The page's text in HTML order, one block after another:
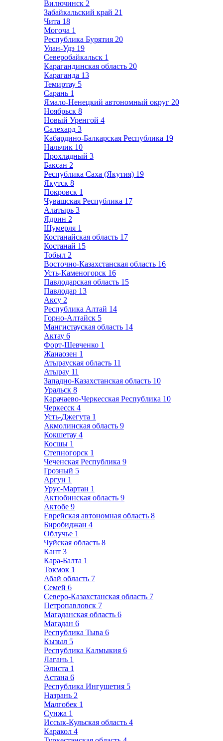
Вилючинск 2
Забайкальский край 21
Чита 18
Могоча 1
Республика Бурятия 20
Улан-Удэ 19
Северобайкальск 1
Карагандинская область 20
Караганда 13
Темиртау 5
Сарань 1
Ямало-Ненецкий автономный округ 20
Ноябрьск 8
Новый Уренгой 4
Салехард 3
Кабардино-Балкарская Республика 19
Нальчик 10
Прохладный 3
Баксан 2
Республика Саха (Якутия) 19
Якутск 8
Покровск 1
Чувашская Республика 17
Алатырь 3
Ядрин 2
Шумерля 1
Костанайская область 17
Костанай 15
Тобыл 2
Восточно-Казахстанская область 16
Усть-Каменогорск 16
Павлодарская область 15
Павлодар 13
Аксу 2
Республика Алтай 14
Горно-Алтайск 5
Мангистауская область 14
Актау 6
Форт-Шевченко 1
Жанаозен 1
Атырауская область 11
Атырау 11
Западно-Казахстанская область 10
Уральск 8
Карачаево-Черкесская Республика 10
Черкесск 4
Усть-Джегута 1
Акмолинская область 9
Кокшетау 4
Косшы 1
Степногорск 1
Чеченская Республика 9
Грозный 5
Аргун 1
Урус-Мартан 1
Актюбинская область 9
Актобе 9
Еврейская автономная область 8
Биробиджан 4
Облучье 1
Чуйская область 8
Кант 3
Кара-Балта 1
Токмок 1
Абай область 7
Семей 6
Северо-Казахстанская область 7
Петропавловск 7
Магаданская область 6
Магадан 6
Республика Тыва 6
Кызыл 5
Республика Калмыкия 6
Лагань 1
Элиста 1
Астана 6
Республика Ингушетия 5
Назрань 2
Малгобек 1
Сунжа 1
Иссык-Кульская область 4
Каракол 4